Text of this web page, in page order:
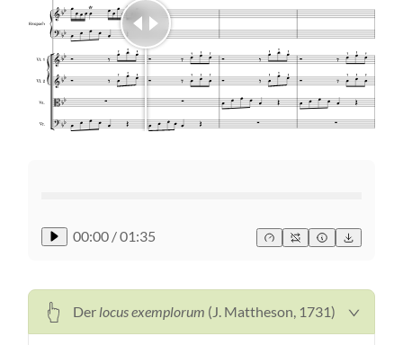
00:00 /01:35
Der locus exemplorum (J. Mattheson, 1731)